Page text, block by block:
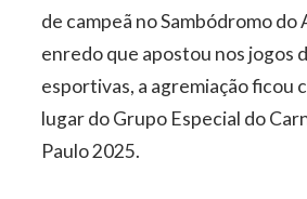
de campeã no Sambódromo do
enredo que apostou nos jogos
esportivas, a agremiação ficou
lugar do Grupo Especial do
Paulo 2025.